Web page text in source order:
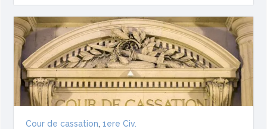
Cour de cassation,1ere Civ.